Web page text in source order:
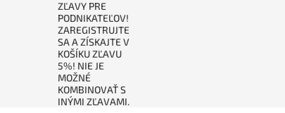
ZĽAVY PRE
PODNIKATEĽOV!
ZAREGISTRUJTE
SA A ZÍSKAJTE V
KOŠÍKU ZĽAVU
5%! NIE JE
MOŽNÉ
KOMBINOVAŤ S
INÝMI ZĽAVAMI.